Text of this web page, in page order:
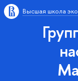
Высшая школа